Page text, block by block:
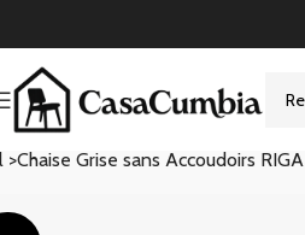
>Chaise Grise sans Accoudoirs RIGA